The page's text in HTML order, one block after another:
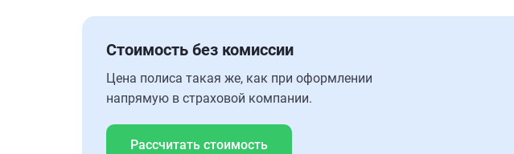
Стоимость без комиссии
Цена полиса такая же, как при оформлении
напрямую в страховой компании.
Рассчитать стоимость